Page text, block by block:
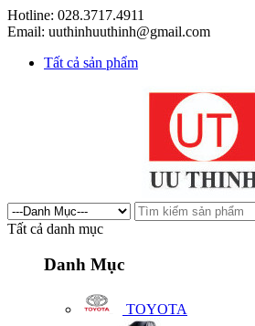
Hotline: 028.3717.4911
Email: uuthinhuuthinh@gmail.com
Tất cả sản phẩm
Tất cả danh mục
Danh Mục
TOYOTA